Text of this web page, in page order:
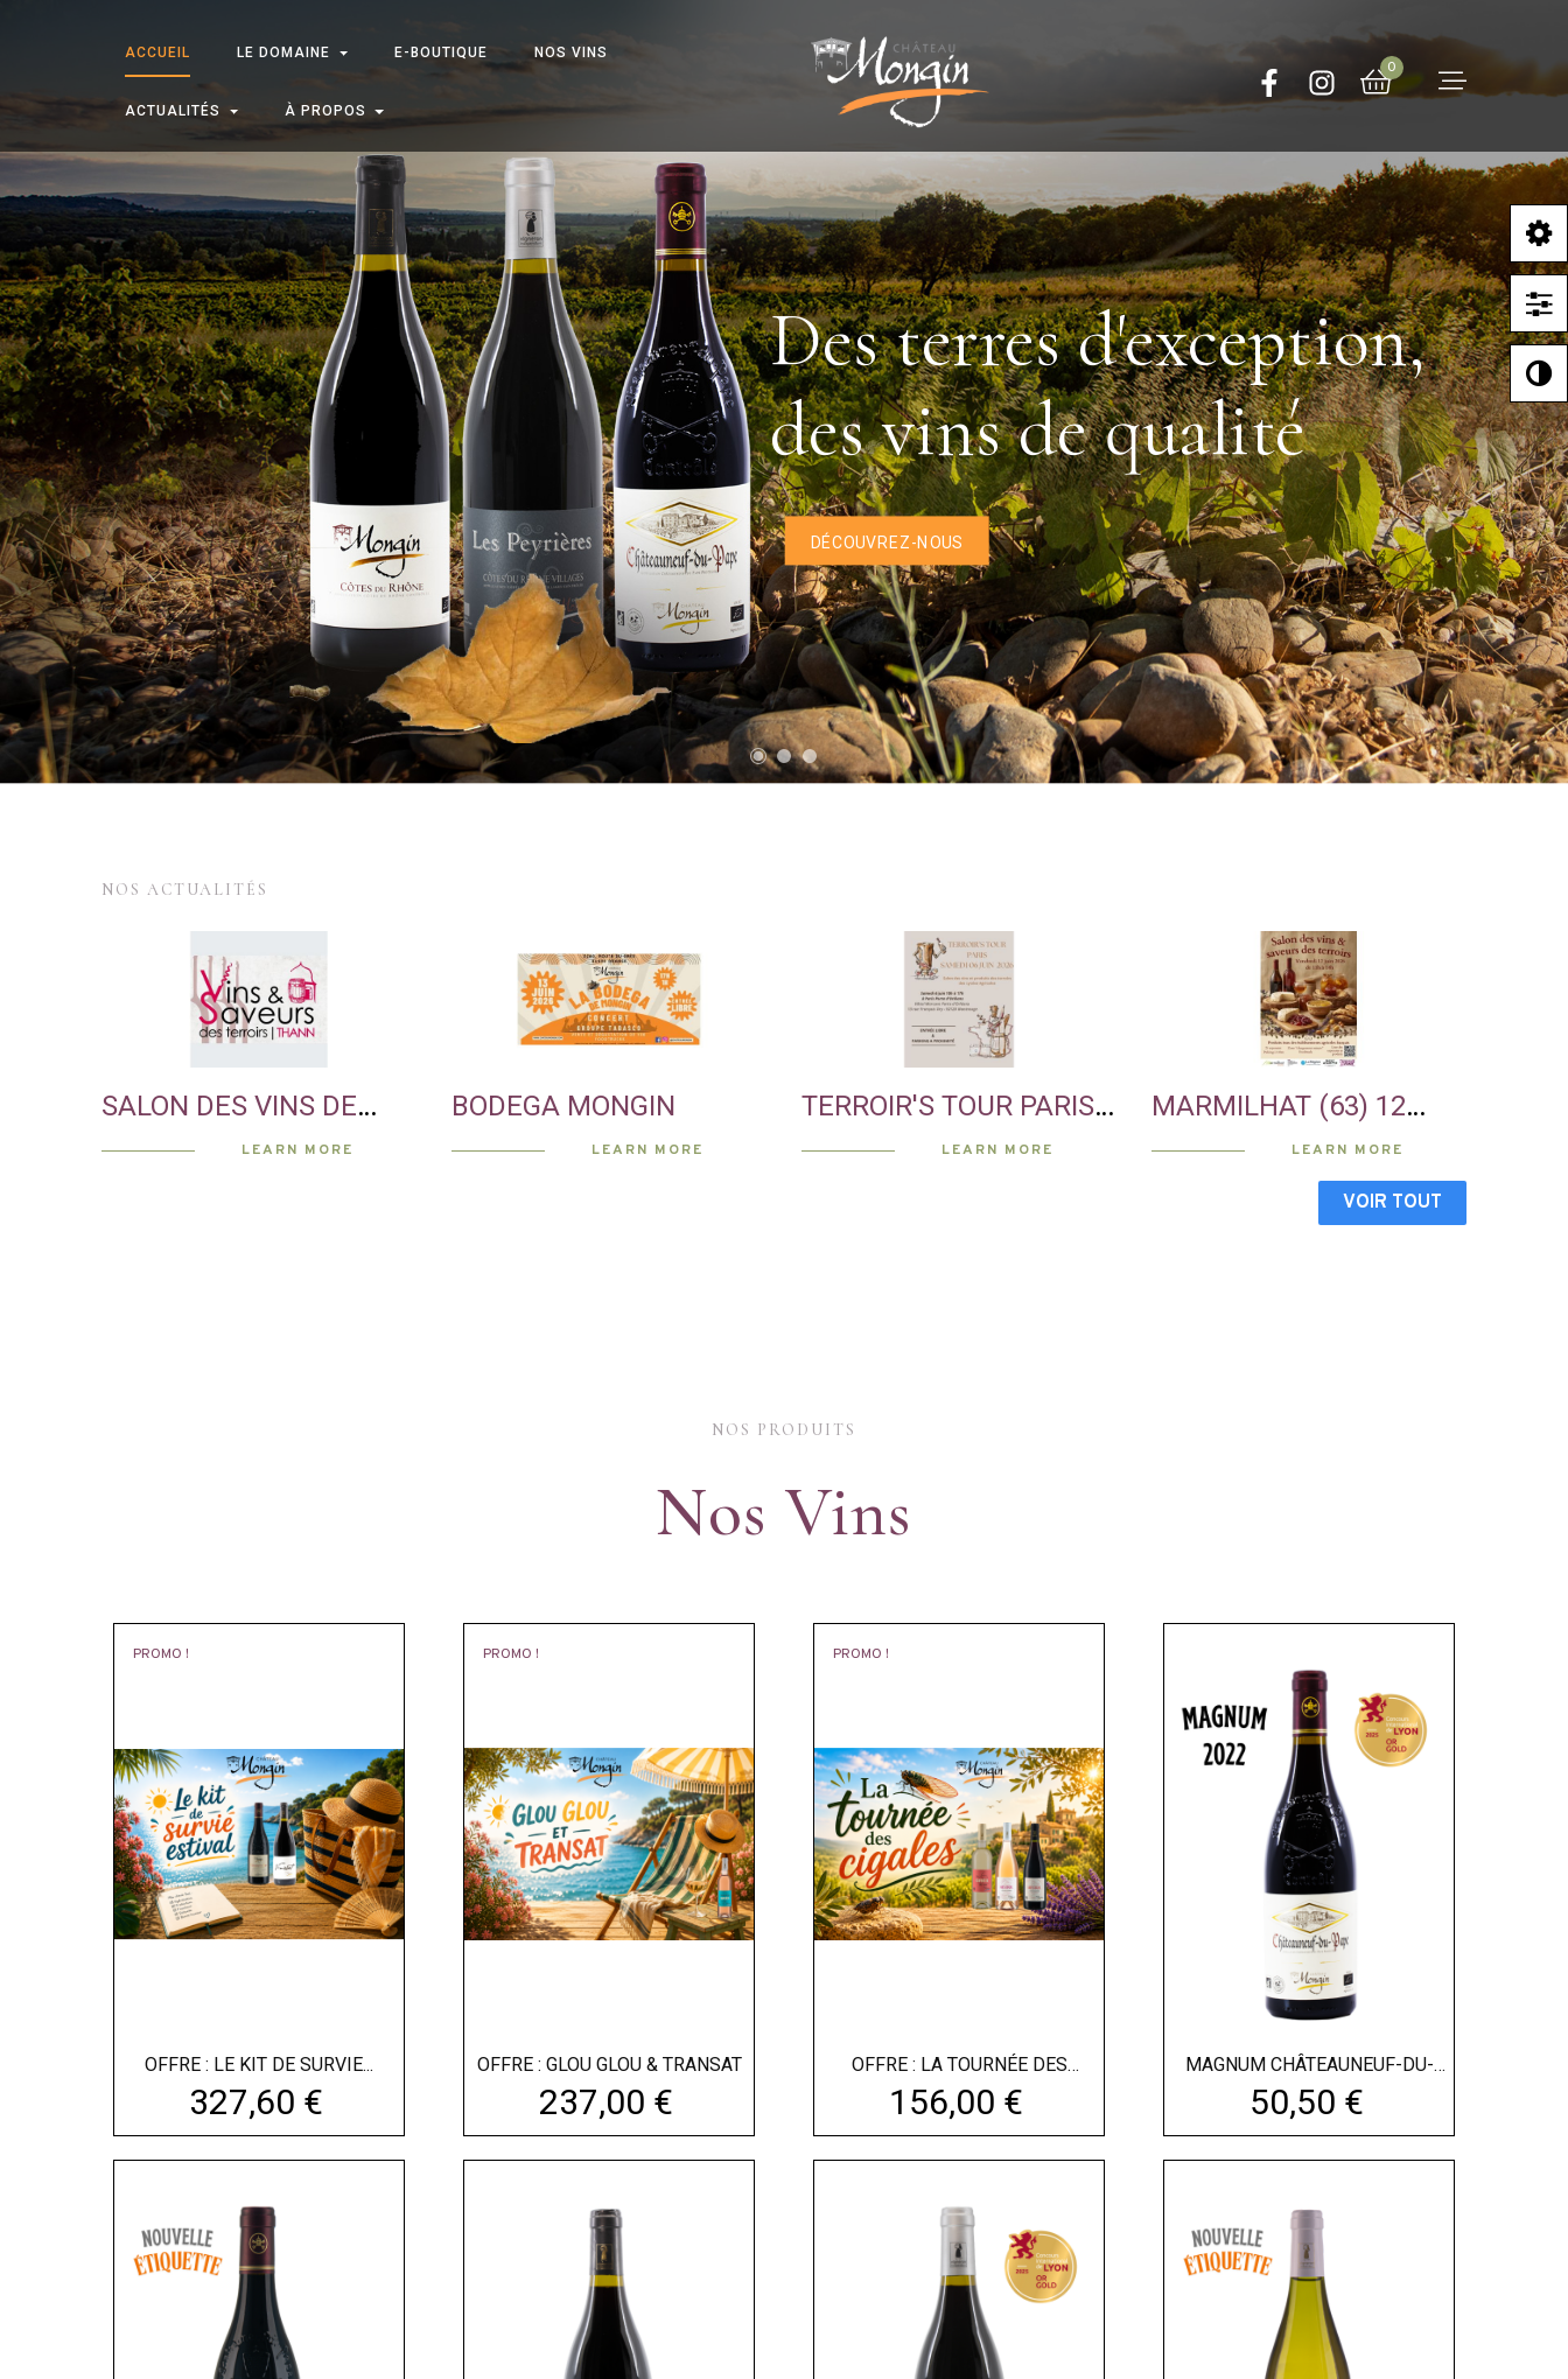
ACCUEIL LE DOMAINE E-BOUTIQUE NOS VINS
ACTUALITÉS À PROPOS
0
Des terres d'exception,
des vins de qualité
DÉCOUVREZ-NOUS
NOS ACTUALITÉS
SALON DES VINS DE
THANN - 68LEARN MORE
BODEGA MONGIN
LEARN MORE
TERROIR'S TOUR PARIS
06 JUIN
LEARN MORE
MARMILHAT (63) 12
JUIN SALON DES VINS
LEARN MORE
VOIR TOUT
NOS PRODUITS
Nos Vins
PROMO !
OFFRE : LE KIT DE SURVIE...
Prix
327,60 €
PROMO !
OFFRE : GLOU GLOU & TRANSAT
Prix
237,00 €
PROMO !
OFFRE : LA TOURNÉE DES
CIGALES
Prix
156,00 €
MAGNUM CHÂTEAUNEUF-DU-
PAPE...
Prix
50,50 €